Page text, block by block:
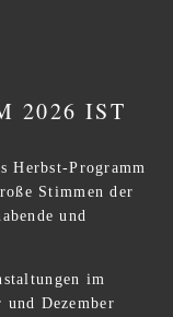
2026 IST
Herbst-Programm
Stimmen der
und
im
und Dezember